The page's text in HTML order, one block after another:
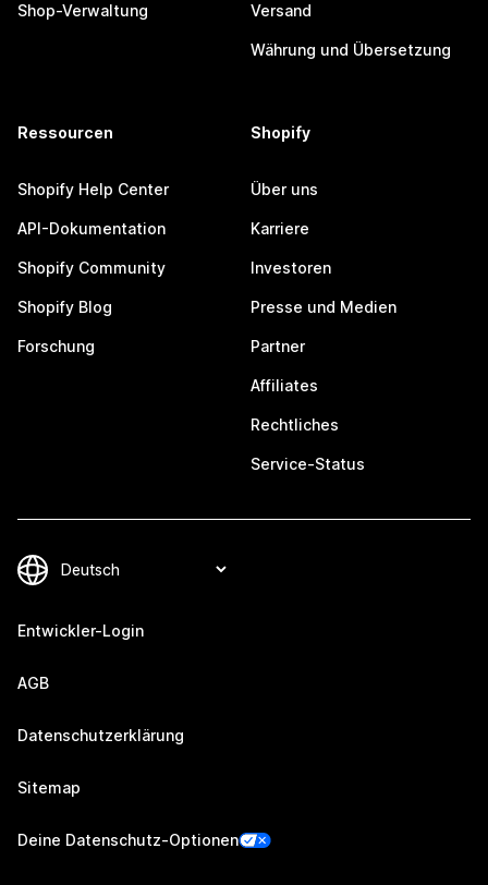
Shop-Verwaltung Versand
Währung und Übersetzung
Ressourcen
Shopify Help Center
API-Dokumentation
Shopify Community
Shopify Blog
Forschung
Shopify
Über uns
Karriere
Investoren
Presse und Medien
Partner
Affiliates
Rechtliches
Service-Status
Entwickler-Login
AGB
Datenschutzerklärung
Sitemap
Deine Datenschutz-Optionen